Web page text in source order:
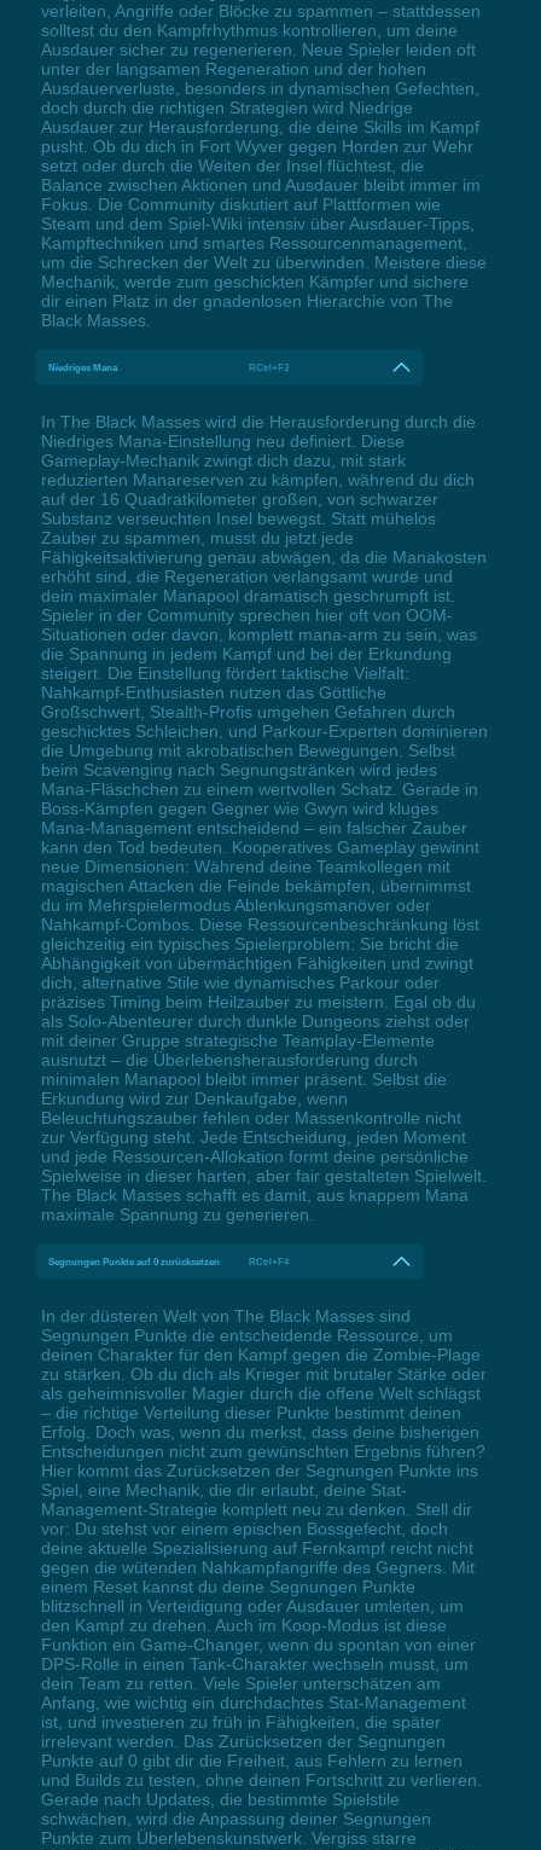
verleiten, Angriffe oder Blöcke zu spammen – stattdessen
solltest du den Kampfrhythmus kontrollieren, um deine
Ausdauer sicher zu regenerieren. Neue Spieler leiden oft
unter der langsamen Regeneration und der hohen
Ausdauerverluste, besonders in dynamischen Gefechten,
doch durch die richtigen Strategien wird Niedrige
Ausdauer zur Herausforderung, die deine Skills im Kampf
pusht. Ob du dich in Fort Wyver gegen Horden zur Wehr
setzt oder durch die Weiten der Insel flüchtest, die
Balance zwischen Aktionen und Ausdauer bleibt immer im
Fokus. Die Community diskutiert auf Plattformen wie
Steam und dem Spiel-Wiki intensiv über Ausdauer-Tipps,
Kampftechniken und smartes Ressourcenmanagement,
um die Schrecken der Welt zu überwinden. Meistere diese
Mechanik, werde zum geschickten Kämpfer und sichere
dir einen Platz in der gnadenlosen Hierarchie von The
Black Masses.
Niedriges Mana RCtrl+F3
In The Black Masses wird die Herausforderung durch die
Niedriges Mana-Einstellung neu definiert. Diese
Gameplay-Mechanik zwingt dich dazu, mit stark
reduzierten Manareserven zu kämpfen, während du dich
auf der 16 Quadratkilometer großen, von schwarzer
Substanz verseuchten Insel bewegst. Statt mühelos
Zauber zu spammen, musst du jetzt jede
Fähigkeitsaktivierung genau abwägen, da die Manakosten
erhöht sind, die Regeneration verlangsamt wurde und
dein maximaler Manapool dramatisch geschrumpft ist.
Spieler in der Community sprechen hier oft von OOM-
Situationen oder davon, komplett mana-arm zu sein, was
die Spannung in jedem Kampf und bei der Erkundung
steigert. Die Einstellung fördert taktische Vielfalt:
Nahkampf-Enthusiasten nutzen das Göttliche
Großschwert, Stealth-Profis umgehen Gefahren durch
geschicktes Schleichen, und Parkour-Experten dominieren
die Umgebung mit akrobatischen Bewegungen. Selbst
beim Scavenging nach Segnungstränken wird jedes
Mana-Fläschchen zu einem wertvollen Schatz. Gerade in
Boss-Kämpfen gegen Gegner wie Gwyn wird kluges
Mana-Management entscheidend – ein falscher Zauber
kann den Tod bedeuten. Kooperatives Gameplay gewinnt
neue Dimensionen: Während deine Teamkollegen mit
magischen Attacken die Feinde bekämpfen, übernimmst
du im Mehrspielermodus Ablenkungsmanöver oder
Nahkampf-Combos. Diese Ressourcenbeschränkung löst
gleichzeitig ein typisches Spielerproblem: Sie bricht die
Abhängigkeit von übermächtigen Fähigkeiten und zwingt
dich, alternative Stile wie dynamisches Parkour oder
präzises Timing beim Heilzauber zu meistern. Egal ob du
als Solo-Abenteurer durch dunkle Dungeons ziehst oder
mit deiner Gruppe strategische Teamplay-Elemente
ausnutzt – die Überlebensherausforderung durch
minimalen Manapool bleibt immer präsent. Selbst die
Erkundung wird zur Denkaufgabe, wenn
Beleuchtungszauber fehlen oder Massenkontrolle nicht
zur Verfügung steht. Jede Entscheidung, jeden Moment
und jede Ressourcen-Allokation formt deine persönliche
Spielweise in dieser harten, aber fair gestalteten Spielwelt.
The Black Masses schafft es damit, aus knappem Mana
maximale Spannung zu generieren.
Segnungen Punkte auf 0 zurücksetzen RCtrl+F4
In der düsteren Welt von The Black Masses sind
Segnungen Punkte die entscheidende Ressource, um
deinen Charakter für den Kampf gegen die Zombie-Plage
zu stärken. Ob du dich als Krieger mit brutaler Stärke oder
als geheimnisvoller Magier durch die offene Welt schlägst
– die richtige Verteilung dieser Punkte bestimmt deinen
Erfolg. Doch was, wenn du merkst, dass deine bisherigen
Entscheidungen nicht zum gewünschten Ergebnis führen?
Hier kommt das Zurücksetzen der Segnungen Punkte ins
Spiel, eine Mechanik, die dir erlaubt, deine Stat-
Management-Strategie komplett neu zu denken. Stell dir
vor: Du stehst vor einem epischen Bossgefecht, doch
deine aktuelle Spezialisierung auf Fernkampf reicht nicht
gegen die wütenden Nahkampfangriffe des Gegners. Mit
einem Reset kannst du deine Segnungen Punkte
blitzschnell in Verteidigung oder Ausdauer umleiten, um
den Kampf zu drehen. Auch im Koop-Modus ist diese
Funktion ein Game-Changer, wenn du spontan von einer
DPS-Rolle in einen Tank-Charakter wechseln musst, um
dein Team zu retten. Viele Spieler unterschätzen am
Anfang, wie wichtig ein durchdachtes Stat-Management
ist, und investieren zu früh in Fähigkeiten, die später
irrelevant werden. Das Zurücksetzen der Segnungen
Punkte auf 0 gibt dir die Freiheit, aus Fehlern zu lernen
und Builds zu testen, ohne deinen Fortschritt zu verlieren.
Gerade nach Updates, die bestimmte Spielstile
schwächen, wird die Anpassung deiner Segnungen
Punkte zum Überlebenskunstwerk. Vergiss starre